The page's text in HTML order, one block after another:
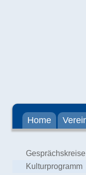
Home
Gesprächskreise
Kulturprogramm